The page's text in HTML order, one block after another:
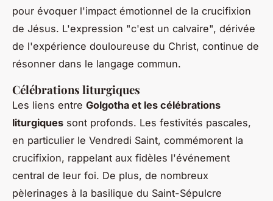
pour évoquer l'impact émotionnel de la crucifixion
de Jésus. L'expression "c'est un calvaire", dérivée
de l'expérience douloureuse du Christ, continue de
résonner dans le langage commun.
Célébrations liturgiques
Les liens entre Golgotha et les célébrations
liturgiques sont profonds. Les festivités pascales,
en particulier le Vendredi Saint, commémorent la
crucifixion, rappelant aux fidèles l'événement
central de leur foi. De plus, de nombreux
pèlerinages à la basilique du Saint-Sépulcre